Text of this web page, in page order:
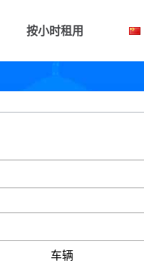
按小时租用
车辆